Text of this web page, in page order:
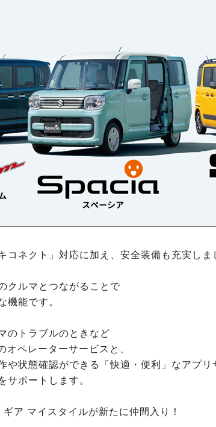
コネクト」対応に加え、安全装備も充実しま
クルマとつながることで
機能です。
のトラブルのときなど
ペレーターサービスと、
や状態確認ができる「快適・便利」なアプリ
サポートします。
ア マイスタイルが新たに仲間入り！